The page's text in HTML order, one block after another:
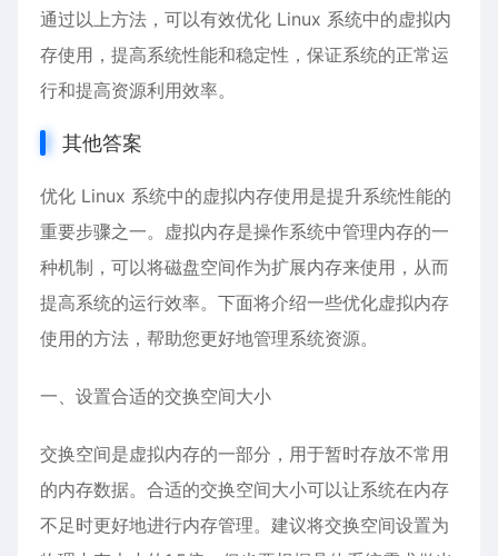
通过以上方法，可以有效优化 Linux 系统中的虚拟内
存使用，提高系统性能和稳定性，保证系统的正常运
行和提高资源利用效率。
其他答案
优化 Linux 系统中的虚拟内存使用是提升系统性能的
重要步骤之一。虚拟内存是操作系统中管理内存的一
种机制，可以将磁盘空间作为扩展内存来使用，从而
提高系统的运行效率。下面将介绍一些优化虚拟内存
使用的方法，帮助您更好地管理系统资源。
一、设置合适的交换空间大小
交换空间是虚拟内存的一部分，用于暂时存放不常用
的内存数据。合适的交换空间大小可以让系统在内存
不足时更好地进行内存管理。建议将交换空间设置为